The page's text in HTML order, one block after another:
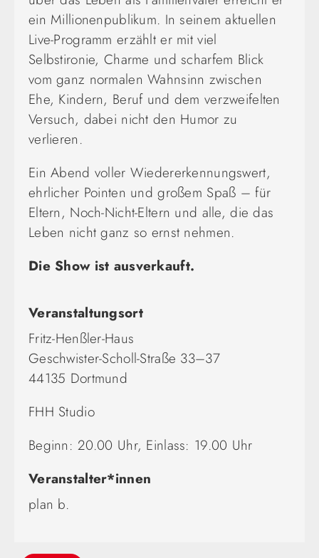
ein Millionenpublikum. In seinem aktuellen
Live‑Programm erzählt er mit viel
Selbstironie, Charme und scharfem Blick
vom ganz normalen Wahnsinn zwischen
Ehe, Kindern, Beruf und dem verzweifelten
Versuch, dabei nicht den Humor zu
verlieren.
Ein Abend voller Wiedererkennungswert,
ehrlicher Pointen und großem Spaß – für
Eltern, Noch‑Nicht‑Eltern und alle, die das
Leben nicht ganz so ernst nehmen.
Die Show ist ausverkauft.
Veranstaltungsort
Fritz-Henßler-Haus
Geschwister-Scholl-Straße 33–37
44135 Dortmund
FHH Studio
Beginn: 20.00 Uhr, Einlass: 19.00 Uhr
Veranstalter*innen
plan b.